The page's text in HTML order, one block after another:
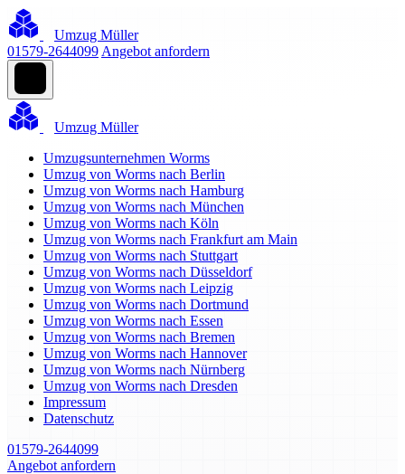
Umzug Müller
01579-2644099 Angebot anfordern
Umzug Müller
Umzugsunternehmen Worms
Umzug von Worms nach Berlin
Umzug von Worms nach Hamburg
Umzug von Worms nach München
Umzug von Worms nach Köln
Umzug von Worms nach Frankfurt am Main
Umzug von Worms nach Stuttgart
Umzug von Worms nach Düsseldorf
Umzug von Worms nach Leipzig
Umzug von Worms nach Dortmund
Umzug von Worms nach Essen
Umzug von Worms nach Bremen
Umzug von Worms nach Hannover
Umzug von Worms nach Nürnberg
Umzug von Worms nach Dresden
Impressum
Datenschutz
01579-2644099
Angebot anfordern